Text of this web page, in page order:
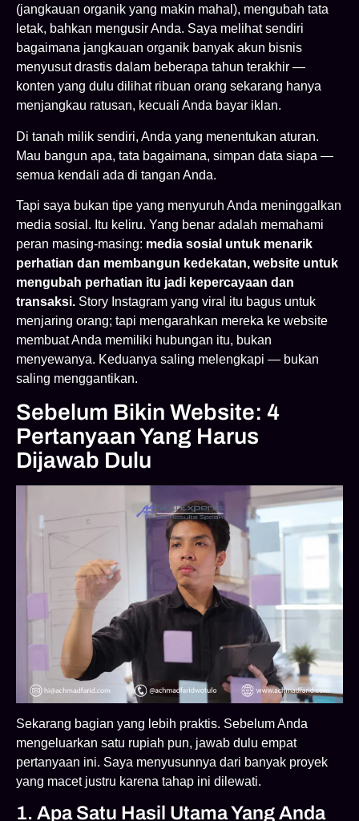
(jangkauan organik yang makin mahal), mengubah tata
letak, bahkan mengusir Anda. Saya melihat sendiri
bagaimana jangkauan organik banyak akun bisnis
menyusut drastis dalam beberapa tahun terakhir —
konten yang dulu dilihat ribuan orang sekarang hanya
menjangkau ratusan, kecuali Anda bayar iklan.
Di tanah milik sendiri, Anda yang menentukan aturan.
Mau bangun apa, tata bagaimana, simpan data siapa —
semua kendali ada di tangan Anda.
Tapi saya bukan tipe yang menyuruh Anda meninggalkan
media sosial. Itu keliru. Yang benar adalah memahami
peran masing-masing: media sosial untuk menarik
perhatian dan membangun kedekatan, website untuk
mengubah perhatian itu jadi kepercayaan dan
transaksi. Story Instagram yang viral itu bagus untuk
menjaring orang; tapi mengarahkan mereka ke website
membuat Anda memiliki hubungan itu, bukan
menyewanya. Keduanya saling melengkapi — bukan
saling menggantikan.
Sebelum Bikin Website: 4
Pertanyaan Yang Harus
Dijawab Dulu
Sekarang bagian yang lebih praktis. Sebelum Anda
mengeluarkan satu rupiah pun, jawab dulu empat
pertanyaan ini. Saya menyusunnya dari banyak proyek
yang macet justru karena tahap ini dilewati.
1. Apa Satu Hasil Utama Yang Anda